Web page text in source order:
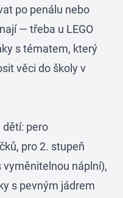
po penálu nebo
— třeba u LEGO
s tématem, který
věci do školy v
dětí: pero
pro 2. stupeň
vyměnitelnou náplní),
s pevným jádrem